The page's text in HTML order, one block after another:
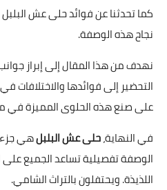
كما تحدثنا عن فوائد حلى عش
نجاح هذه الوصفة.
نهدف من هذا المقال إلى إبراز
التحضير إلى فوائدها والاختلافات
على صنع هذه الحلوى المميزة في
في النهاية،حلى عش البلبلهي جزء
الوصفة تفصيلية تساعد الجميع على
اللذيذة. ويحتفلون بالتراث الشامي.